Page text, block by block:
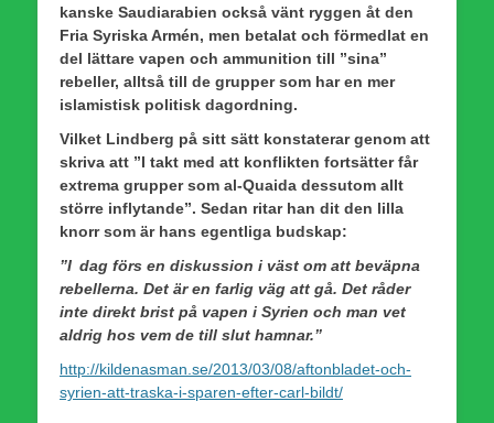
kanske Saudiarabien också vänt ryggen åt den
Fria Syriska Armén, men betalat och förmedlat en
del lättare vapen och ammunition till ”sina”
rebeller, alltså till de grupper som har en mer
islamistisk politisk dagordning.
Vilket Lindberg på sitt sätt konstaterar genom att
skriva att ”I takt med att konflikten fortsätter får
extrema grupper som al-Quaida dessutom allt
större inflytande”. Sedan ritar han dit den lilla
knorr som är hans egentliga budskap:
”I dag förs en diskussion i väst om att beväpna
rebellerna. Det är en farlig väg att gå. Det råder
inte direkt brist på vapen i Syrien och man vet
aldrig hos vem de till slut hamnar.”
http://kildenasman.se/2013/03/08/aftonbladet-och-
syrien-att-traska-i-sparen-efter-carl-bildt/